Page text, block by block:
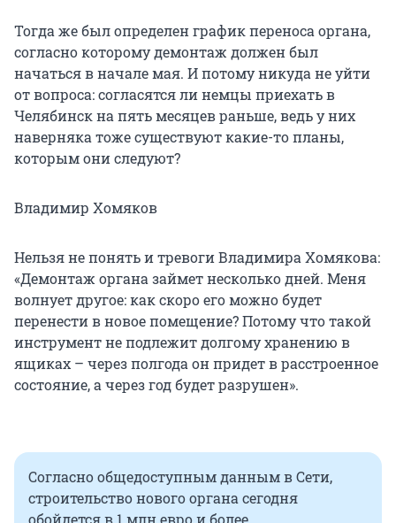
Тогда же был определен график переноса органа,
согласно которому демонтаж должен был
начаться в начале мая. И потому никуда не уйти
от вопроса: согласятся ли немцы приехать в
Челябинск на пять месяцев раньше, ведь у них
наверняка тоже существуют какие-то планы,
которым они следуют?
Владимир Хомяков
Нельзя не понять и тревоги Владимира Хомякова:
«Демонтаж органа займет несколько дней. Меня
волнует другое: как скоро его можно будет
перенести в новое помещение? Потому что такой
инструмент не подлежит долгому хранению в
ящиках – через полгода он придет в расстроенное
состояние, а через год будет разрушен».
Согласно общедоступным данным в Сети,
строительство нового органа сегодня
обойдется в 1 млн евро и более.